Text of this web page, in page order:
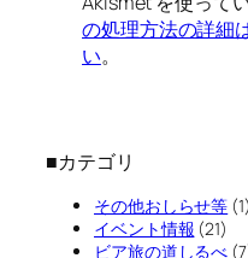
の処理方法の詳細
い。
■カテゴリ
その他おしらせ等 (1)
イベント情報 (21)
ビア旅の道しるべ